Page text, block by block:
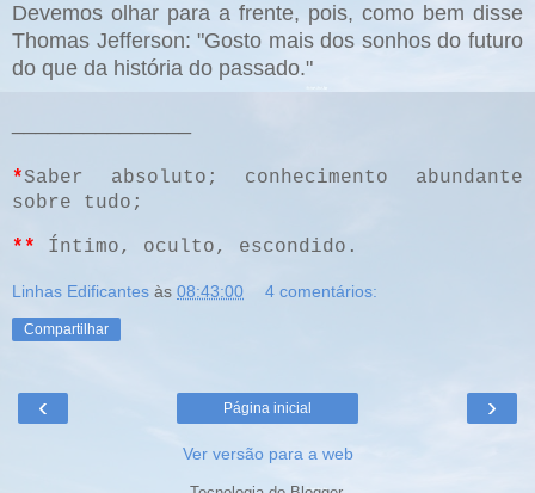
Devemos olhar para a frente, pois, como bem disse
Thomas Jefferson: "Gosto mais dos sonhos do futuro
do que da história do passado."
*Saber absoluto; conhecimento abundante
sobre tudo;
** Íntimo, oculto, escondido.
Linhas Edificantes às 08:43:00 4 comentários:
Compartilhar
‹ ›
Página inicial
Ver versão para a web